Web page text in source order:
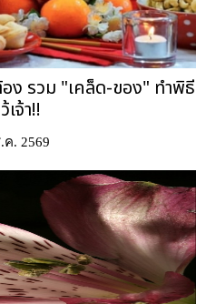
ง รวม "เคล็ด-ของ" ทำพิธี
เจ้า!!
ค. 2569